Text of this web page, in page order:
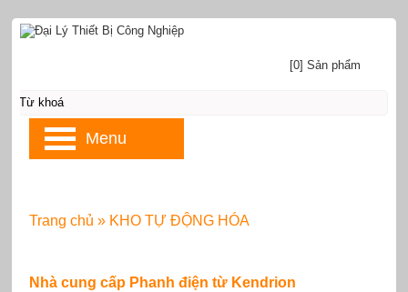
Nhà cung cấp Phanh điện từ Kendrion
Trang chủ » KHO TỰ ĐỘNG HÓA
[0] Sản phẩm
Menu